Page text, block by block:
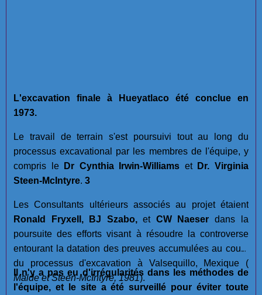
L'excavation finale à Hueyatlaco été conclue en
1973.
Le travail de terrain s'est poursuivi tout au long du
processus excavational par les membres de l'équipe, y
compris le
Dr Cynthia Irwin-Williams et Dr. Virginia
Steen-McIntyre. 3
Les Consultants ultérieurs associés au projet étaient
Ronald Fryxell, BJ Szabo, etCW Naeser dans la
poursuite des efforts visant à résoudre la controverse
entourant la datation des preuves accumulées au cours
du processus d'excavation à Valsequillo, Mexique (
Malde et Steen-McIntyre, 1981).
Il n'y a pas eu d'irrégularités dans les méthodes de
l'équipe, et le site a été surveillé pour éviter toute